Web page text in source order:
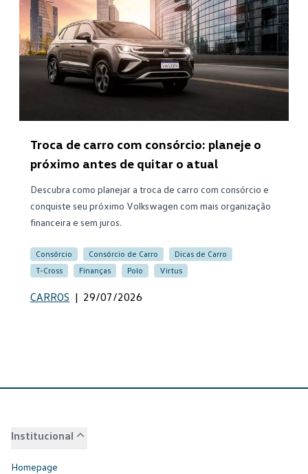
Troca de carro com consórcio: planeje o
próximo antes de quitar o atual
Descubra como planejar a troca de carro com consórcio e
conquiste seu próximo Volkswagen com mais organização
financeira e sem juros.
Consórcio Consórcio de Carro
Dicas de Carro
T-Cross
Finanças Polo Virtus
CARROS | 29/07/2026
Institucional
Homepage